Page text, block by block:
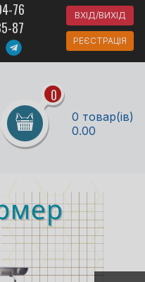
76
87
ВХІД/ВИХІД
РЕЄСТРАЦІЯ
0
0 товар(ів)
0.00